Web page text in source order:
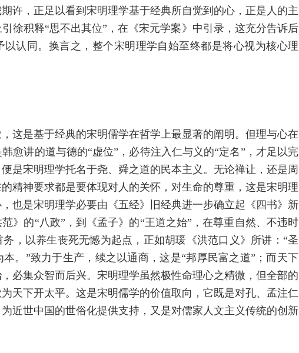
许，正足以看到宋明理学基于经典所自觉到的心，正是人的主
徐积释“思不出其位”，在《宋元学案》中引录，这充分告诉后
以认同。换言之，整个宋明理学自始至终都是将心视为核心理
这是基于经典的宋明儒学在哲学上最显著的阐明。但理与心在
愈讲的道与德的“虚位”，必待注入仁与义的“定名”，才足以完
是宋明理学托名于尧、舜之道的民本主义。无论禅让，还是周
精神要求都是要体现对人的关怀，对生命的尊重，这是宋明理
也是宋明理学必要由《五经》旧经典进一步确立起《四书》新
》的“八政”，到《孟子》的“王道之始”，在尊重自然、不违时
，以养生丧死无憾为起点，正如胡瑗《洪范口义》所讲：“圣
。”致力于生产，续之以通商，这是“邦厚民富之道”；而天下
必集众智而后兴。宋明理学虽然极性命理心之精微，但全部的
天下开太平。这是宋明儒学的价值取向，它既是对孔、孟注仁
近世中国的世俗化提供支持，又是对儒家人文主义传统的创新